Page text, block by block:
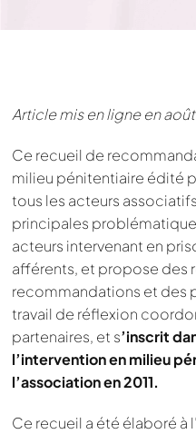
Article mis en ligne en
Ce recueil de
milieu pénitentiaire édité
tous les acteurs
principales
acteurs intervenant en
afférents, et propose des
recommandations et des
travail de réflexion
partenaires, et s’inscrit
l’intervention en milieu
l’association en 2011.
Ce recueil a été élaboré à